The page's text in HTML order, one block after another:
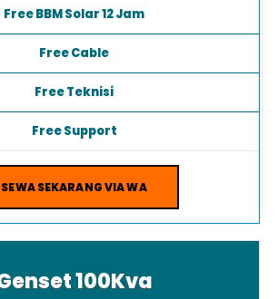
Free BBM Solar 12 Jam
Free Cable
Free Teknisi
Free Support
SEWA SEKARANG VIA WA